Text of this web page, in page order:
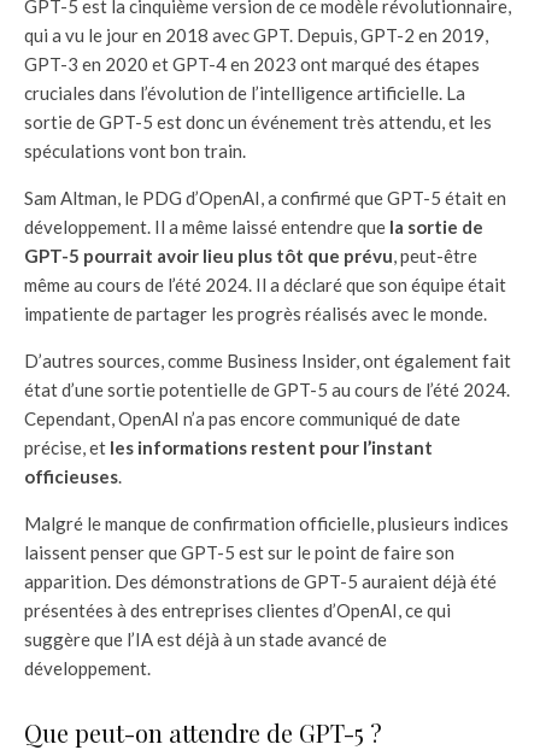
GPT-5 est la cinquième version de ce modèle révolutionnaire,
qui a vu le jour en 2018 avec GPT. Depuis, GPT-2 en 2019,
GPT-3 en 2020 et GPT-4 en 2023 ont marqué des étapes
cruciales dans l’évolution de l’intelligence artificielle. La
sortie de GPT-5 est donc un événement très attendu, et les
spéculations vont bon train.
Sam Altman, le PDG d’OpenAI, a confirmé que GPT-5 était en
développement. Il a même laissé entendre que la sortie de
GPT-5 pourrait avoir lieu plus tôt que prévu, peut-être
même au cours de l’été 2024. Il a déclaré que son équipe était
impatiente de partager les progrès réalisés avec le monde.
D’autres sources, comme Business Insider, ont également fait
état d’une sortie potentielle de GPT-5 au cours de l’été 2024.
Cependant, OpenAI n’a pas encore communiqué de date
précise, et les informations restent pour l’instant
officieuses.
Malgré le manque de confirmation officielle, plusieurs indices
laissent penser que GPT-5 est sur le point de faire son
apparition. Des démonstrations de GPT-5 auraient déjà été
présentées à des entreprises clientes d’OpenAI, ce qui
suggère que l’IA est déjà à un stade avancé de
développement.
Que peut-on attendre de GPT-5 ?